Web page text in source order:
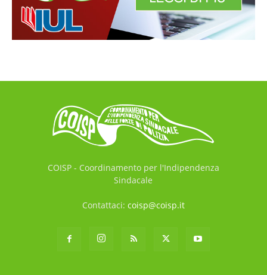
COISP - Coordinamento per l'Indipendenza
Sindacale
Contattaci: coisp@coisp.it